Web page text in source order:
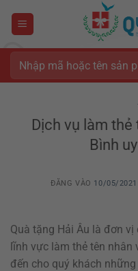
dung
Tìm
Dịch vụ làm
Bình
ĐĂNG VÀO 10/05/2021
Quà tặng Hải Âu là đơn
lĩnh vực làm thẻ tên nhân
đến cho quý khách